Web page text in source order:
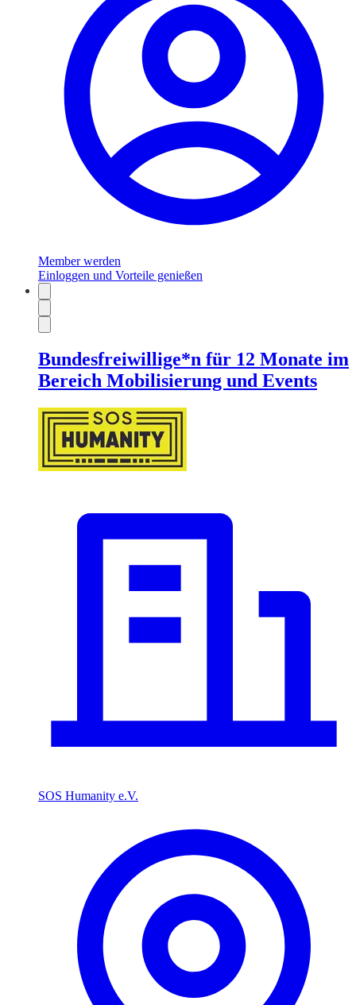
Member werden
Einloggen und Vorteile genießen
Bundesfreiwillige*n für 12 Monate im
Bereich Mobilisierung und Events
SOS Humanity e.V.